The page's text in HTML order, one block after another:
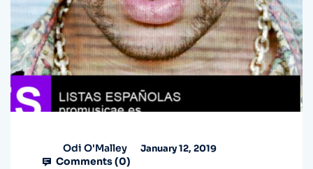
Odi O'Malley January 12, 2019
Comments (0)